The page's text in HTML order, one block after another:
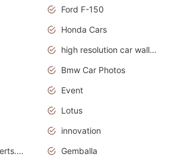
Ford F-150
Honda Cars
high resolution car wallpaper
Bmw Car Photos
Event
Lotus
innovation
Breaking News Alerts.News Real Time.Otomotif News.Otomotif Review.
Gemballa